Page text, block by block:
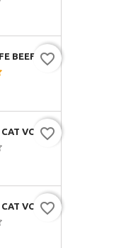
VINCENT LIFE BEEF & RICE (ГОВЯДИНА И РИС)
favorite_border
ANIMONDA CAT VOM FEINSTEN CLASSIC С СЕРДЦЕМ ИНДЕЙКИ, 100Г
favorite_border
ANIMONDA CAT VOM FEINSTEN MILDES MENU ИНДЕЙКА, 100Г
favorite_border